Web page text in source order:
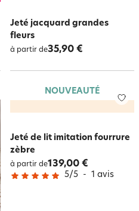
Jeté jacquard grandes
fleurs
à partir de35,90 €
NOUVEAUTÉ
Jeté de lit imitation fourrure
zèbre
à partir de139,00 €
5/5 - 1 avis